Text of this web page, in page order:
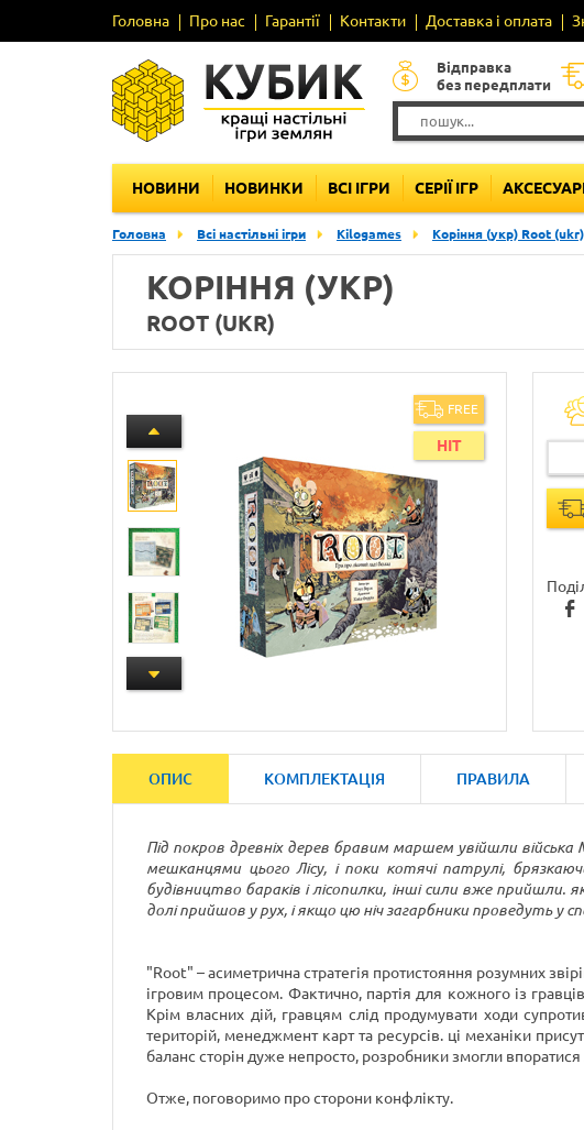
Головна Про нас Гарантії Контакти Доставка і оплата
Відправка
без передплати
НОВИНИ НОВИНКИ ВСІ ІГРИ СЕРІЇ ІГР
Головна Всі настільні ігри Kilogames Коріння (укр) Root (ukr)
КОРІННЯ (УКР)
ROOT (UKR)
FREE
HIT
ОПИС КОМПЛЕКТАЦІЯ ПРАВИЛА
Під покров древніх дерев бравим маршем увійшли
мешканцями цього Лісу, і поки котячі патрулі,
будівництво бараків і лісопилки, інші сили вже прийшли.
долі прийшов у рух, і якщо цю ніч загарбники проведуть у
"Root" – асиметрична стратегія протистояння розумних
ігровим процесом. Фактично, партія для кожного із
Крім власних дій, гравцям слід продумувати ходи
територій, менеджмент карт та ресурсів. ці механіки
баланс сторін дуже непросто, розробники змогли
Отже, поговоримо про сторони конфлікту.